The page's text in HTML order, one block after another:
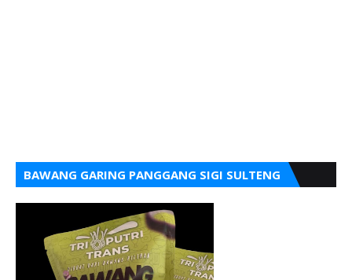
BAWANG GARING PANGGANG SIGI SULTENG